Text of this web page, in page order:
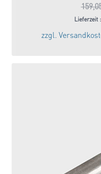
Lieferzeit :
zzgl.